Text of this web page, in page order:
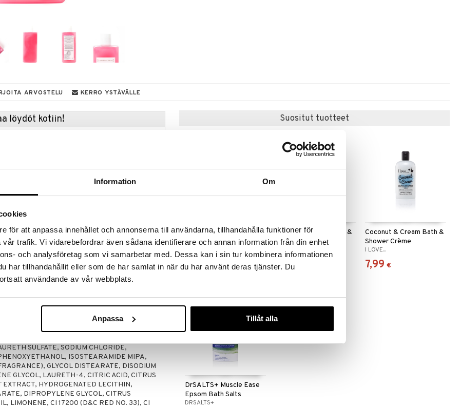
Information Om
för att anpassa innehållet och annonserna till användarna, tillhandahålla funktioner för
trafik. Vi vidarebefordrar även sådana identifierare och annan information från din enhet
och analysföretag som vi samarbetar med. Dessa kan i sin tur kombinera informationen
har tillhandahållit eller som de har samlat in när du har använt deras tjänster. Du
användande av vår webbplats.
Anpassa Tillåt alla
ARVOSTELU KERRO YSTÄVÄLLE
löydöt kotiin!
31.8.2026 asti mutta ole nopea -
voivat päästä loppumaan!
ale-löydöt »
Grapefruit & Sea Salt Bubble Bath -vaahdolla!
ylellisellä, aromaattisella vaaleanpunaisen
ihoa, kun taas keramidit auttavat
joustavan tunteen.
täydellisen rentoutumisen ja ihonhoidon
SULFATE, SODIUM CHLORIDE,
ISOSTEARAMIDE MIPA,
GLYCOL DISTEARATE, DISODIUM
GLYCOL, LAURETH-4, CITRIC ACID, CITRUS
HYDROGENATED LECITHIN,
DIPROPYLENE GLYCOL, CITRUS
LIMONENE, CI 17200 (D&C RED NO. 33), CI
Suositut tuotteet
Original Source Coconut
& Shea Butter Shower
ORIGINAL SOURCE
1,95 €
Original Source Lemon &
Tea Tree Shower
ORIGINAL SOURCE
1,95
Coconut & Cream Bath &
Shower Crème
I LOVE...
7,99 €
DrSALTS+ Muscle Ease
Epsom Bath Salts
DRSALTS+